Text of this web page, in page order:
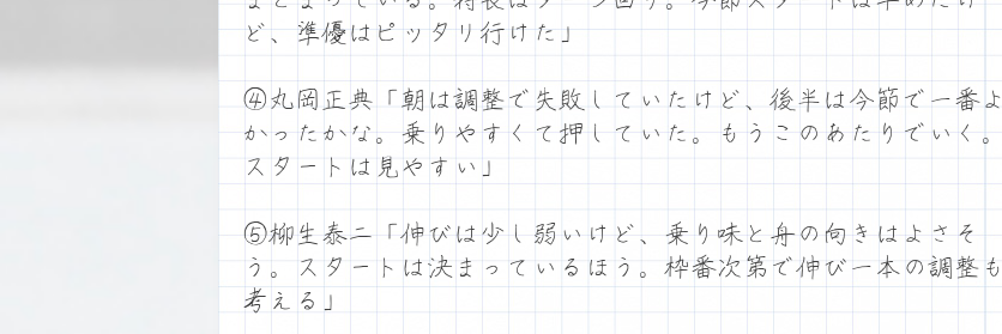
ど、準優はピッタリ行けた」
④丸岡正典「朝は調整で失敗していたけど、後半は今節で一番よ
かったかな。乗りやすくて押していた。もうこのあたりでいく。
スタートは見やすい」
⑤柳生泰二「伸びは少し弱いけど、乗り味と舟の向きはよさそ
う。スタートは決まっているほう。枠番次第で伸び一本の調整も
考える」